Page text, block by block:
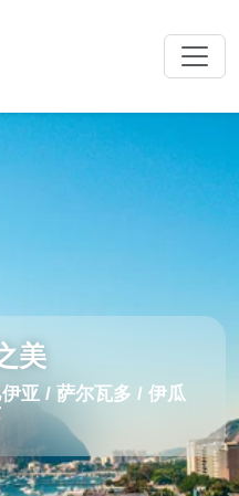
美
亚 / 萨尔瓦多 / 伊瓜